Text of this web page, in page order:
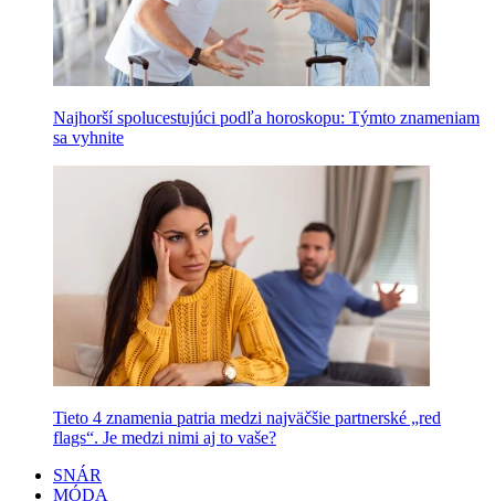
Najhorší spolucestujúci podľa horoskopu: Týmto znameniam
sa vyhnite
Tieto 4 znamenia patria medzi najväčšie partnerské „red
flags“. Je medzi nimi aj to vaše?
SNÁR
MÓDA